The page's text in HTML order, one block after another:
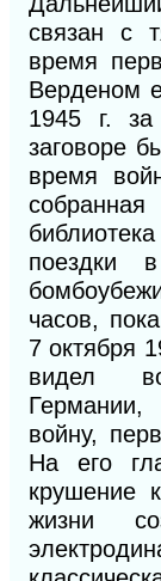
связан с
время
Верденом
1945 г. за
заговоре
время
поездки
часов,
7 октября
видел
войну,
На его
крушение
жизни